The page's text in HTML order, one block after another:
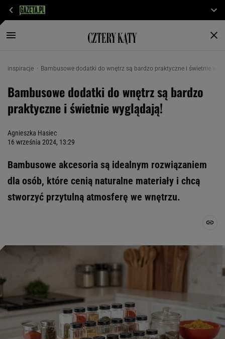
inspiracje Bambusowe dodatki do wnętrz są bardzo praktyczne i świetnie
Bambusowe dodatki do wnętrz są bardzo
praktyczne i świetnie wyglądają!
Agnieszka Hasiec
16 września 2024, 13:29
Bambusowe akcesoria są idealnym rozwiązaniem
dla osób, które cenią naturalne materiały i chcą
stworzyć przytulną atmosferę we wnętrzu.